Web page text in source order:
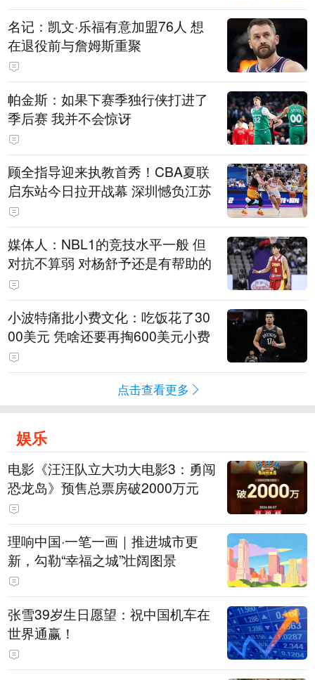
名记：凯文·乐福有意加盟76人 想
在退役前与詹姆斯重聚
帕金斯：如果下赛季独行侠打进了
季后赛 我并不会惊讶
顾全指导迎来执教首秀！CBA夏联
启东站今日拉开战幕 深圳憾负江苏
媒体人：NBL1的竞技水平一般 但
对抗不算弱 对杨舒予还是有帮助的
小波特痛批小费文化：吃饭花了30
00美元 凭啥还要再掏600美元小费
点击查看更多
娱乐
电影《汪汪队立大功大电影3：勇闯
恐龙岛》预售总票房破2000万元
理响中国·一笔一画｜推进城市更
新，勾勒“幸福之城”壮阔图景
张雪39岁生日愿望：祝中国机车在
世界通赢！